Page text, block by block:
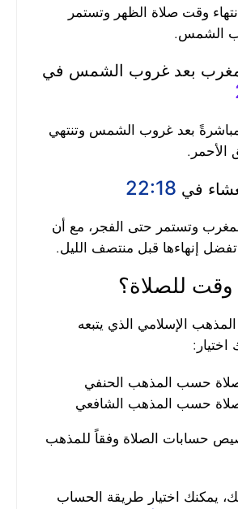
وقت صلاة الظهر وتستمر
الشمس.
بعد غروب الشمس في
مباشرةً بعد غروب الشمس وتنتهي
الأحمر.
في 22:18
وتستمر حتى الفجر، مع أن
إنهاءها قبل منتصف الليل.
وقت للصلاة؟
الإسلامي الذي يتبعه
حسب المذهب الحنفي
حسب المذهب الشافعي
حسابات الصلاة وفقاً للمذهب
يمكنك اختيار طريقة الحساب